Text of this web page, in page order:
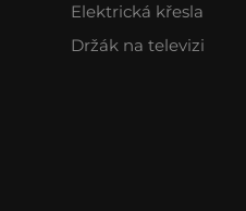
Elektrická křesla
Držák na televizi